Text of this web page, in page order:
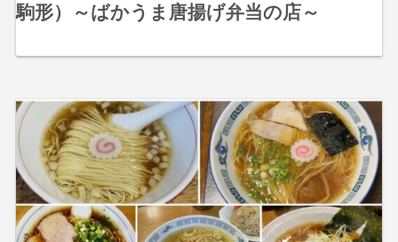
駒形）～ばかうま唐揚げ弁当の店～